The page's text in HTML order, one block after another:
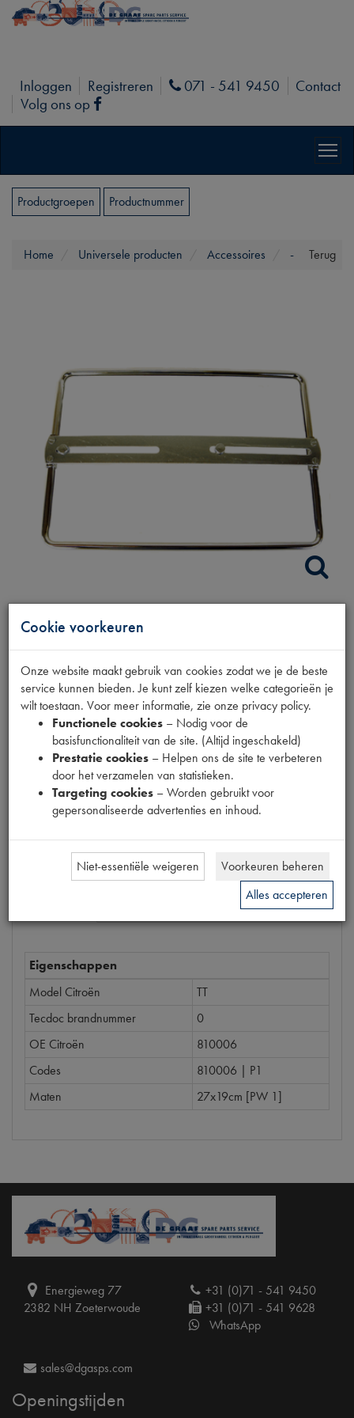
Inloggen Registreren Phone
071 - 541 9450
Contact
Volg ons op
Facebook
Productgroepen Productnummer
Terug
Home Universele producten Accessoires -
KENT.PL. HOUDER
CHROOM 27X19
Productnummer
6890021
Prijs
33,75 (€27, 89excl. btw)
Bestel
Eigenschappen
Model Citroën
TT
Tecdoc brandnummer
0
OE Citroën
810006
Codes
810006 | P1
Maten
27x19cm [PW 1]
Energieweg 77
2382 NH Zoeterwoude
+31 (0)71 - 541 9450
+31 (0)71 - 541 9628
WhatsApp
sales@dgasps.com
Openingstijden
Cookie voorkeuren
Onze website maakt gebruik van cookies zodat we je de beste
service kunnen bieden. Je kunt zelf kiezen welke categorieën je
wilt toestaan. Voor meer informatie, zie onze privacy policy.
Functionele cookies – Nodig voor de
basisfunctionaliteit van de site. (Altijd ingeschakeld)
Prestatie cookies – Helpen ons de site te verbeteren
door het verzamelen van statistieken.
Targeting cookies – Worden gebruikt voor
gepersonaliseerde advertenties en inhoud.
Niet-essentiële weigeren
Voorkeuren beheren
Alles accepteren